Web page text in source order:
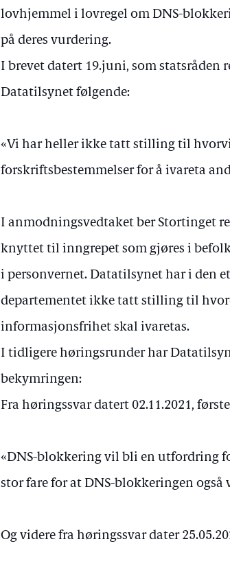
lovhjemmel i lovregel om DNS-
på deres vurdering.
I brevet datert 19.juni, som statsråden
Datatilsynet følgende:
«Vi har heller ikke tatt stilling til
forskriftsbestemmelser for å ivareta
I anmodningsvedtaket ber Stortinget
knyttet til inngrepet som gjøres i
i personvernet. Datatilsynet har i den
departementet ikke tatt stilling til
informasjonsfrihet skal ivaretas.
I tidligere høringsrunder har
bekymringen:
Fra høringssvar datert 02.11.2021,
«DNS-blokkering vil bli en utfordring
stor fare for at DNS-blokkeringen
Og videre fra høringssvar dater